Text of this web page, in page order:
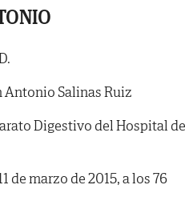
Antonio Salinas Ruiz
Digestivo del Hospital de
de marzo de 2015, a los 76